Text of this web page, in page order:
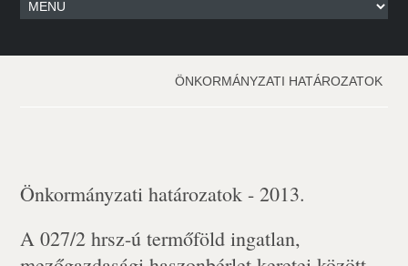
ÖNKORMÁNYZATI HATÁROZATOK
Önkormányzati határozatok - 2013.
A 027/2 hrsz-ú termőföld ingatlan,